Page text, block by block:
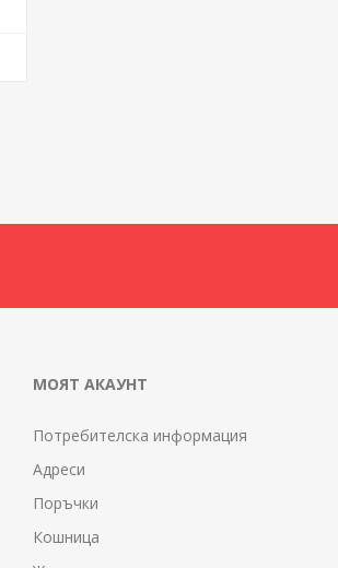
МОЯТ АКАУНТ
Потребителска информация
Адреси
Поръчки
Кошница